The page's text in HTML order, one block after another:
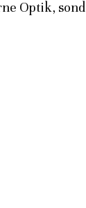
Optik,